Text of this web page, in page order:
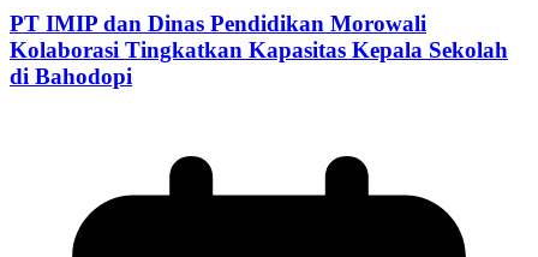
PT IMIP dan Dinas Pendidikan Morowali
Kolaborasi Tingkatkan Kapasitas Kepala Sekolah
di Bahodopi